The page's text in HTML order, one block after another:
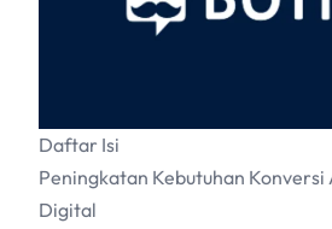
Daftar Isi
Peningkatan Kebutuhan Konversi
Digital